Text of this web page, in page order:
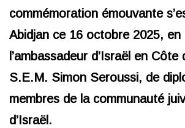
commémoration émouvante
Abidjan ce 16 octobre 2025, en
l’ambassadeur d’Israël en Côte
S.E.M. Simon Seroussi, de
membres de la communauté
d’Israël.